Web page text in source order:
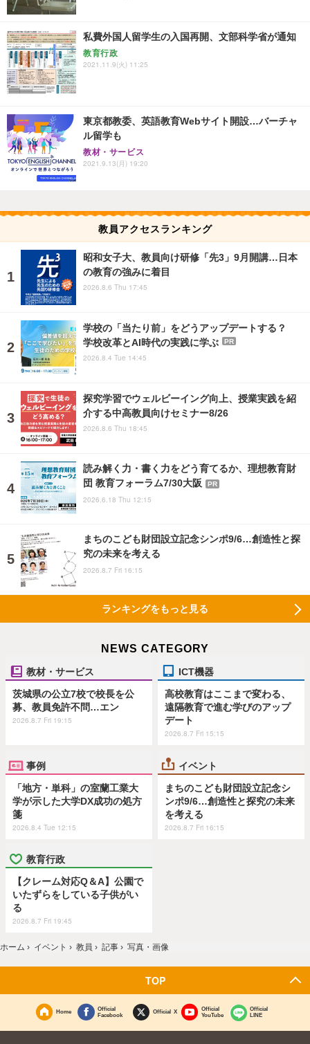
私費外国人留学生の入国再開、文部科学省が通知
教育行政
2021.11.9(火) 11:25
東京都教委、英語教育Webサイト開設…バーチャ
ル留学も
教材・サービス
2021.9.13(月) 19:20
教員アクセスランキング
昭和女子大、教員向け研修「先3」9月開講…日本
の教育の強みに着目
2026.8.6 Thu 17:45
学校の「当たり前」をどうアップデートする？
学校改革とAI時代の実践に学ぶ
PR
2026.8.4 Tue 14:45
探究学習でウェルビーイング向上、授業実践を紹
介する中高教員向けセミナー8/26
2026.8.6 Thu 18:45
読み解く力・書く力をどう育てるか、理想教育財
団 教育フォーラム7/30大阪
PR
2026.6.18 Thu 12:15
まちのこども財団設立記念シンポ9/6…創造性と探
究の未来を考える
2026.8.7 Fri 16:15
ランキングをもっと見る
NEWS CATEGORY
教材・サービス
茨城県の公立7校で校長を公
募、教員免許不問…エン
2026.8.7 Fri 19:15
ICT機器
高校教育はここまで変わる、
遠隔教育で進む学びのアップ
デート
2026.8.7 Fri 15:15
事例
「地方・単科」の室蘭工業大
学が示した大学DX成功の処方
箋
2026.8.4 Tue 12:15
イベント
まちのこども財団設立記念シ
ンポ9/6…創造性と探究の未来
を考える
2026.8.7 Fri 16:15
教育行政
【クレーム対応Q＆A】公園で
いたずらをしている子供がい
る
2026.8.7 Fri 19:45
ホーム › イベント › 教員 › 記事 › 写真・画像
TOP
Home
Official
Facebook
Official X
Official
YouTube
Official
LINE